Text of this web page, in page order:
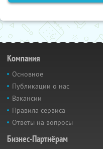
Компания
Основное
Публикации о нас
Вакансии
Правила сервиса
Ответы на вопросы
Бизнес-Партнёрам